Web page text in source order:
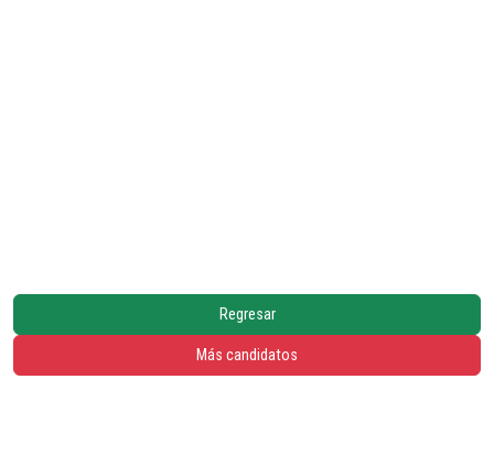
Regresar
Más candidatos